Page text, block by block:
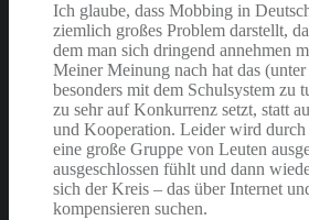
Ich glaube, dass Mobbing in
ziemlich großes Problem darstellt,
dem man sich dringend annehmen
Meiner Meinung nach hat das
besonders mit dem Schulsystem zu
zu sehr auf Konkurrenz setzt, statt
und Kooperation. Leider wird durch
eine große Gruppe von Leuten
ausgeschlossen fühlt und dann
sich der Kreis – das über Internet
kompensieren suchen.